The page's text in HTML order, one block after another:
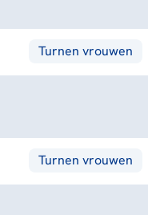
Turnen vrouwen
Turnen vrouwen